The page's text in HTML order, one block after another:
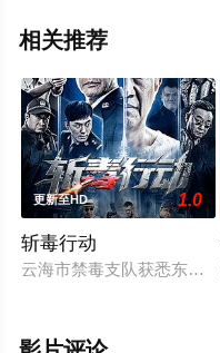
相关推荐
更新至HD 1.0
斩毒行动
云海市禁毒支队获悉东南